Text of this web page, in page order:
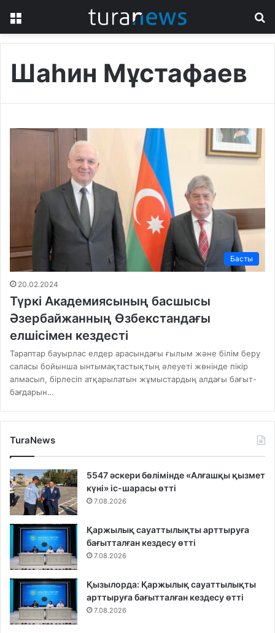
Шаһин Мұстафаев
Басты
20.02.2024
Түркі Академиясының басшысы
Әзербайжанның Өзбекстандағы
елшісімен кездесті
Тараптар бауырлас елдер арасындағы ғылым және білім беру
саласы бойынша ынтымақтастықтың әлеуеті жөнінде пікір
алмасып, бірлесіп атқарылатын жұмыстардың алдағы бағыт-
бағдарын…
TuraNews
5547 әскери бөлімінде «Алғашқы қызмет
күні» іс-шарасы өтті
7.08.2026
Қаржылық сауаттылықты арттыруға
бағытталған кездесу өтті
7.08.2026
Қызылорда: Қаржылық сауаттылықты
арттыруға бағытталған кездесу өтті
7.08.2026